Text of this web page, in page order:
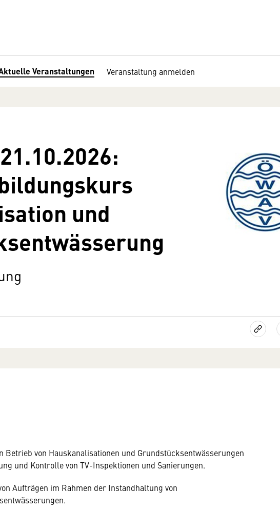
Veranstaltungen Veranstaltung anmelden
und
Betrieb von Hauskanalisationen und Grundstücksentwässerungen
und Kontrolle von TV-Inspektionen und Sanierungen.
Aufträgen im Rahmen der Instandhaltung von